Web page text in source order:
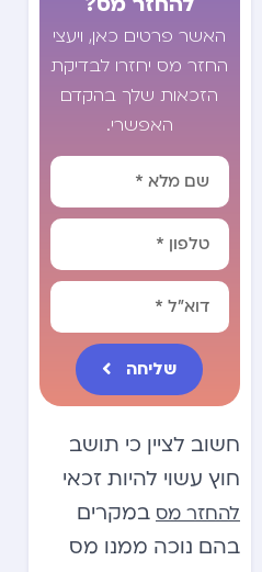
האשר פרטים כאן, ויעצי
החזר מס יחזרו לבדיקת
הזכאות שלך בהקדם
האפשרי.
שליחה
Alternative:
חשוב לציין כי תושב
חוץ עשוי להיות זכאי
להחזר מס במקרים
בהם נוכה ממנו מס